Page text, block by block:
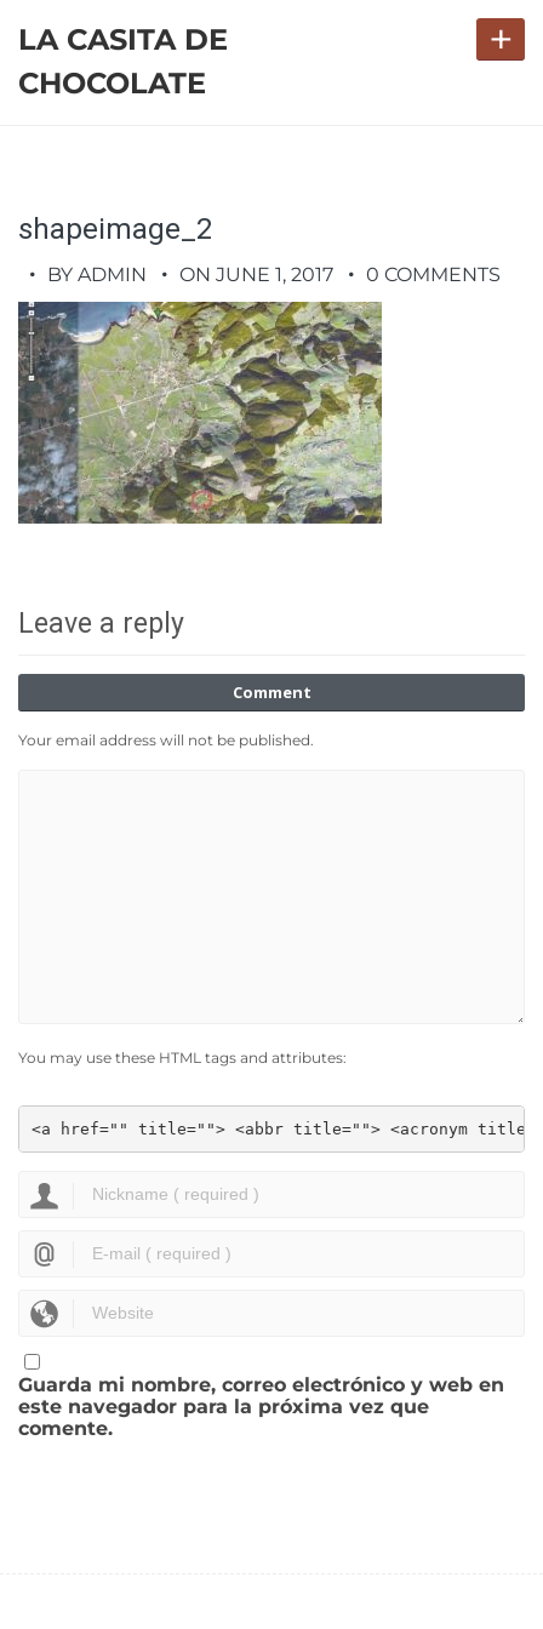
LA CASITA DE
CHOCOLATE
+
shapeimage_2
BY ADMIN ON JUNE 1, 2017 0 COMMENTS
Leave a reply
Comment
Your email address will not be published.
You may use these HTML tags and attributes:
<a href="" title=""> <abbr title=""> <acronym
Guarda mi nombre, correo electrónico y web en
este navegador para la próxima vez que
comente.